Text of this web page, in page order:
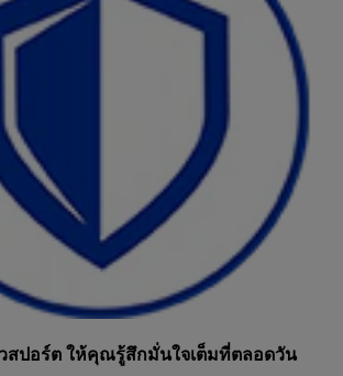
ปอร์ต ให้คุณรู้สึกมั่นใจเต็มที่ตลอดวัน